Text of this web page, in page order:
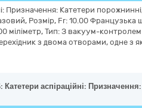
Призначення: Катетери
Розмір, Fr: 10.00 Французька
міліметр, Тип: З вакуум-контролем
з двома отворами, одне з
Катетери аспіраційні: